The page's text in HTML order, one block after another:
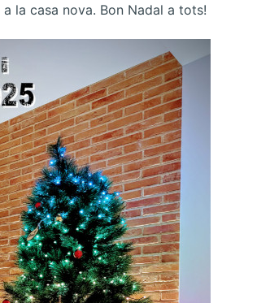
la casa nova. Bon Nadal a tots!